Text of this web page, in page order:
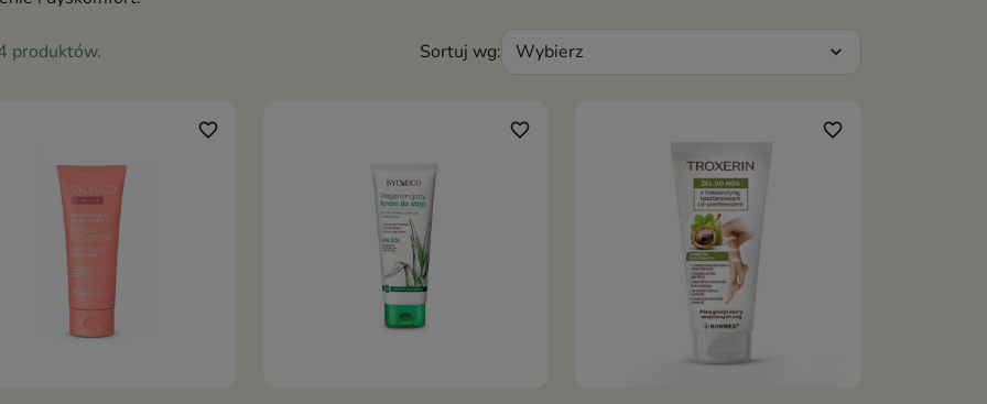
produktów. Sortuj wg: Wybierz expand_more
favorite_border favorite_border favorite_border